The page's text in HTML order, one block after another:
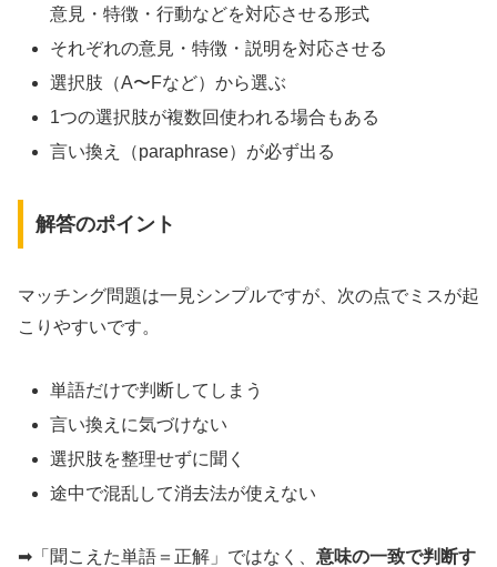
意見・特徴・行動などを対応させる形式
それぞれの意見・特徴・説明を対応させる
選択肢（A〜Fなど）から選ぶ
1つの選択肢が複数回使われる場合もある
言い換え（paraphrase）が必ず出る
解答のポイント
マッチング問題は一見シンプルですが、次の点でミスが起
こりやすいです。
単語だけで判断してしまう
言い換えに気づけない
選択肢を整理せずに聞く
途中で混乱して消去法が使えない
➡「聞こえた単語＝正解」ではなく、 意味の一致で判断す